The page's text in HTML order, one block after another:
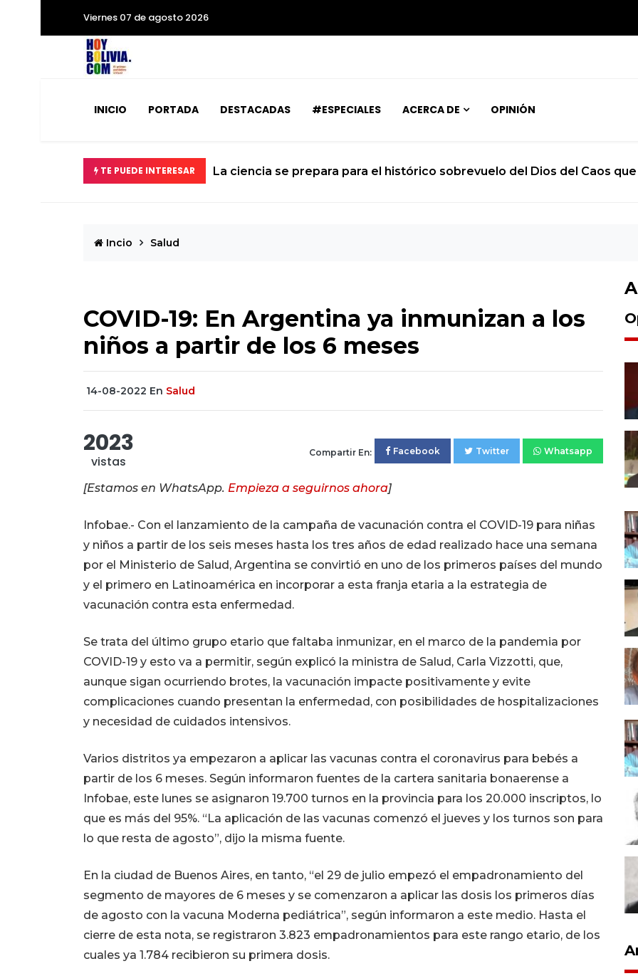
Viernes 07 de agosto 2026
INICIO PORTADA DESTACADAS #ESPECIALES ACERCA DE OPINIÓN
TE PUEDE INTERESAR El calvario de un joven atrapado en el cuerpo de un niño de 12 años
Incio Salud
COVID-19: En Argentina ya inmunizan a los
niños a partir de los 6 meses
14-08-2022 En Salud
2023
vistas
Compartir En: Facebook Twitter Whatsapp
[Estamos en WhatsApp. Empieza a seguirnos ahora]
Infobae.- Con el lanzamiento de la campaña de vacunación contra el COVID-19 para niñas
y niños a partir de los seis meses hasta los tres años de edad realizado hace una semana
por el Ministerio de Salud, Argentina se convirtió en uno de los primeros países del mundo
y el primero en Latinoamérica en incorporar a esta franja etaria a la estrategia de
vacunación contra esta enfermedad.
Se trata del último grupo etario que faltaba inmunizar, en el marco de la pandemia por
COVID-19 y esto va a permitir, según explicó la ministra de Salud, Carla Vizzotti, que,
aunque sigan ocurriendo brotes, la vacunación impacte positivamente y evite
complicaciones cuando presentan la enfermedad, con posibilidades de hospitalizaciones
y necesidad de cuidados intensivos.
Varios distritos ya empezaron a aplicar las vacunas contra el coronavirus para bebés a
partir de los 6 meses. Según informaron fuentes de la cartera sanitaria bonaerense a
Infobae, este lunes se asignaron 19.700 turnos en la provincia para los 20.000 inscriptos, lo
que es más del 95%. “La aplicación de las vacunas comenzó el jueves y los turnos son para
lo que resta de agosto”, dijo la misma fuente.
En la ciudad de Buenos Aires, en tanto, “el 29 de julio empezó el empadronamiento del
segmento de mayores de 6 meses y se comenzaron a aplicar las dosis los primeros días
de agosto con la vacuna Moderna pediátrica”, según informaron a este medio. Hasta el
cierre de esta nota, se registraron 3.823 empadronamientos para este rango etario, de los
cuales ya 1.784 recibieron su primera dosis.